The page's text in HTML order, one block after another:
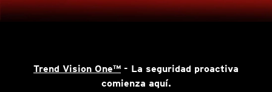
Trend Vision One™ - La seguridad proactiva
comienza aquí.